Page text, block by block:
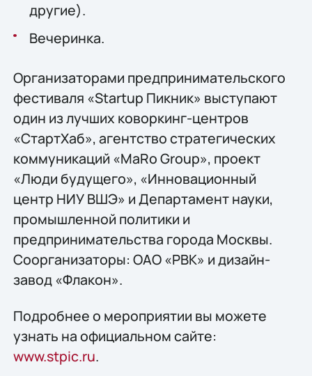
другие).
Вечеринка.
Организаторами предпринимательского
фестиваля «Startup Пикник» выступают
один из лучших коворкинг-центров
«СтартХаб», агентство стратегических
коммуникаций «MaRo Group», проект
«Люди будущего», «Инновационный
центр НИУ ВШЭ» и Департамент науки,
промышленной политики и
предпринимательства города Москвы.
Соорганизаторы: ОАО «РВК» и дизайн-
завод «Флакон».
Подробнее о мероприятии вы можете
узнать на официальном сайте:
www.stpic.ru.